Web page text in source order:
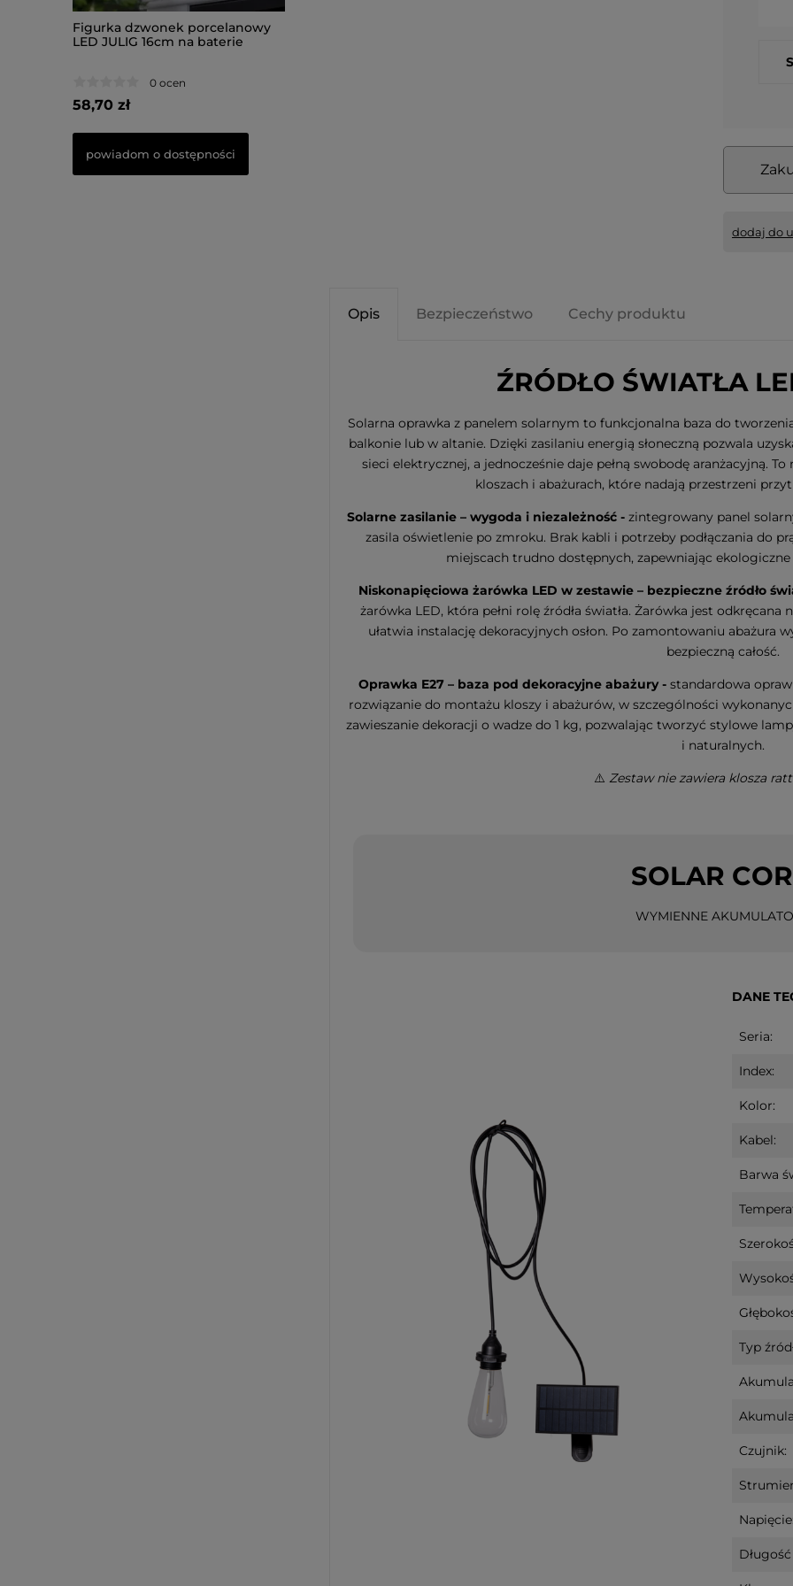
Figurka dzwonek porcelanowy
LED JULIG 16cm na baterie
0 ocen
58,70 zł
powiadom o dostępności
dodaj do
Opis Bezpieczeństwo Cechy produktu
ŹRÓDŁO ŚWIATŁA
Solarna oprawka z panelem solarnym to funkcjonalna baza do
balkonie lub w altanie. Dzięki zasilaniu energią słoneczną pozwala
sieci elektrycznej, a jednocześnie daje pełną swobodę aranżacyjną.
kloszach i abażurach, które nadają przestrzeni
Solarne zasilanie – wygoda i niezależność - zintegrowany panel
zasila oświetlenie po zmroku. Brak kabli i potrzeby podłączania do
miejscach trudno dostępnych, zapewniając ekologiczne
Niskonapięciowa żarówka LED w zestawie – bezpieczne źródło
żarówka LED, która pełni rolę źródła światła. Żarówka jest
ułatwia instalację dekoracyjnych osłon. Po zamontowaniu abażura
bezpieczną całość.
Oprawka E27 – baza pod dekoracyjne abażury - standardowa
rozwiązanie do montażu kloszy i abażurów, w szczególności
zawieszanie dekoracji o wadze do 1 kg, pozwalając tworzyć stylowe
i naturalnych.
⚠️ Zestaw nie zawiera klosza
SOLAR
WYMIENNE
DANE
Seria:
Index:
Kolor:
Kabel:
Barwa
Typ
Czujnik: